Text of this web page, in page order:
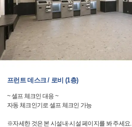
프런트 데스크 / 로비 (1층)
~ 셀프 체크인 대응 ~
자동 체크인기로 셀프 체크인 가능
※자세한 것은 본 시설내·시설 페이지를 봐 주세요.